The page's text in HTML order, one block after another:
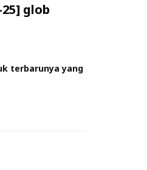
25] glob
terbarunya yang